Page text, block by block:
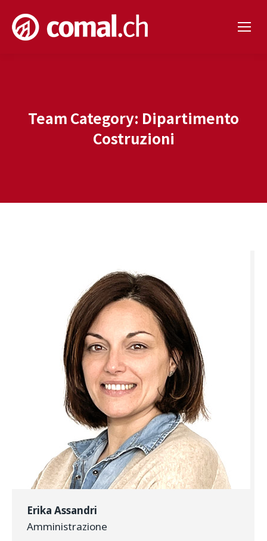
Team Category: Dipartimento
Costruzioni
Erika Assandri
Amministrazione